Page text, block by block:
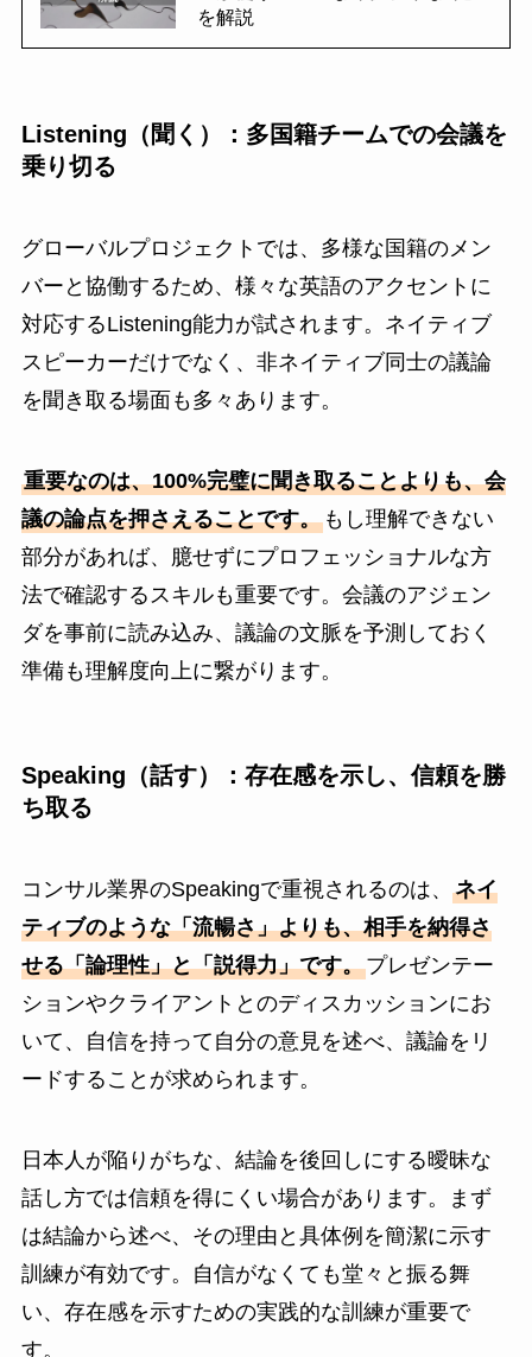
を解説
Listening（聞く）：多国籍チームでの会議を
乗り切る
グローバルプロジェクトでは、多様な国籍のメン
バーと協働するため、様々な英語のアクセントに
対応するListening能力が試されます。ネイティブ
スピーカーだけでなく、非ネイティブ同士の議論
を聞き取る場面も多々あります。
重要なのは、100%完璧に聞き取ることよりも、会
議の論点を押さえることです。もし理解できない
部分があれば、臆せずにプロフェッショナルな方
法で確認するスキルも重要です。会議のアジェン
ダを事前に読み込み、議論の文脈を予測しておく
準備も理解度向上に繋がります。
Speaking（話す）：存在感を示し、信頼を勝
ち取る
コンサル業界のSpeakingで重視されるのは、 ネイ
ティブのような「流暢さ」よりも、相手を納得さ
せる「論理性」と「説得力」です。プレゼンテー
ションやクライアントとのディスカッションにお
いて、自信を持って自分の意見を述べ、議論をリ
ードすることが求められます。
日本人が陥りがちな、結論を後回しにする曖昧な
話し方では信頼を得にくい場合があります。まず
は結論から述べ、その理由と具体例を簡潔に示す
訓練が有効です。自信がなくても堂々と振る舞
い、存在感を示すための実践的な訓練が重要で
す。